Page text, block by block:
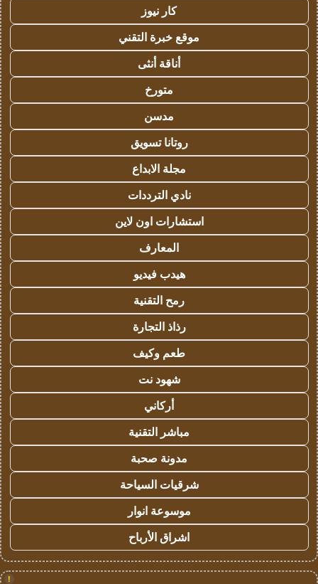
كار نيوز
موقع خبرة التقني
أناقة أنثى
متورخ
مدسن
روتانا تسويق
مجلة الابداع
نادي الترددات
استشارات اون لاين
المعارف
هيدب فيديو
رمح التقنية
رذاذ التجارة
طعم وكيف
شهود نت
أركاني
مباشر التقنية
مدونة صحبة
شرقيات السياحة
موسوعة انوار
اشراق الأرباح
!